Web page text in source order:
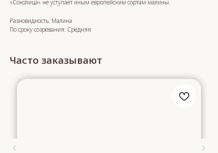
«Соколица» не уступает иным европейским сортам малины.
Разновидность: Малина
По сроку созревания: Средняя
Часто заказывают